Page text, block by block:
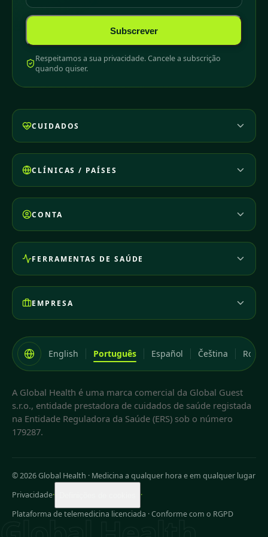
Subscrever
Respeitamos a sua privacidade. Cancele a subscrição
quando quiser.
CUIDADOS
CLÍNICAS / PAÍSES
CONTA
FERRAMENTAS DE SAÚDE
EMPRESA
English Português Español Čeština
A Global Health é uma marca comercial da Global Guest
s.r.o., entidade prestadora de cuidados de saúde registada
na Entidade Reguladora da Saúde (ERS) sob o número
179287.
© 2026 Global Health · Medicina a qualquer hora e em qualquer lugar
Privacidade·
·
Plataforma de telemedicina licenciada · Conforme com o RGPD